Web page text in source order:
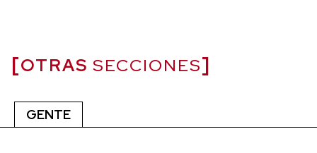
OTRAS SECCIONES
GENTE